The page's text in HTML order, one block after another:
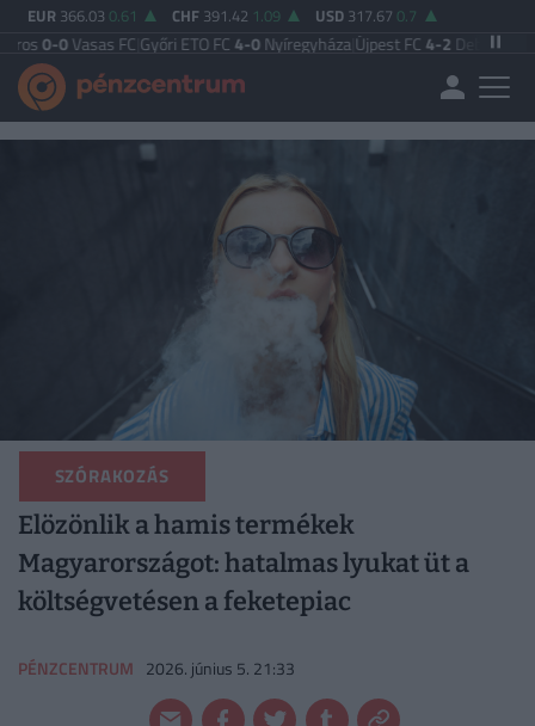
EUR 366.03 0.61 CHF 391.42 1.09 USD 317.67 0.7
FC|Győri ETO FC4-0 Nyíregyháza|Újpest FC4-2Debreceni VSC
SZÓRAKOZÁS
Elözönlik a hamis termékek
Magyarországot: hatalmas lyukat üt a
költségvetésen a feketepiac
PÉNZCENTRUM 2026. június 5. 21:33